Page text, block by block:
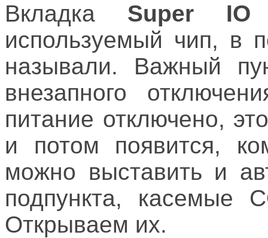
Вкладка Super IO
используемый чип, в
называли. Важный
внезапного
питание отключено,
и потом появится,
можно выставить и
подпункта, касемые
Открываем их.